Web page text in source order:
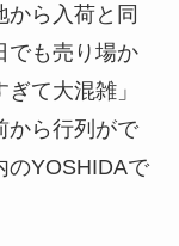
から入荷と同
でも売り場か
て大混雑」
から行列がで
のYOSHIDAで